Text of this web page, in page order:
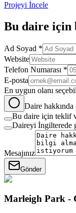
Projeyi İncele
Bu daire için
Ad Soyad *
Website
Telefon Numarası *
E-posta
En uygun olanı
Daire
Bu daire için teklif
Daireyi İngilterede
Mesajınız
Gönder
Marleigh Park -